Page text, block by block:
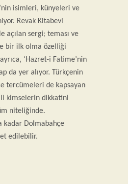
isimleri, künyeleri ve
Revak Kitabevi
açılan sergi; teması ve
bir ilk olma özelliği
‘Hazret-i Fatime’nin
da yer alıyor. Türkçenin
tercümeleri de kapsayan
kimselerin dikkatini
niteliğinde.
kadar Dolmabahçe
edilebilir.